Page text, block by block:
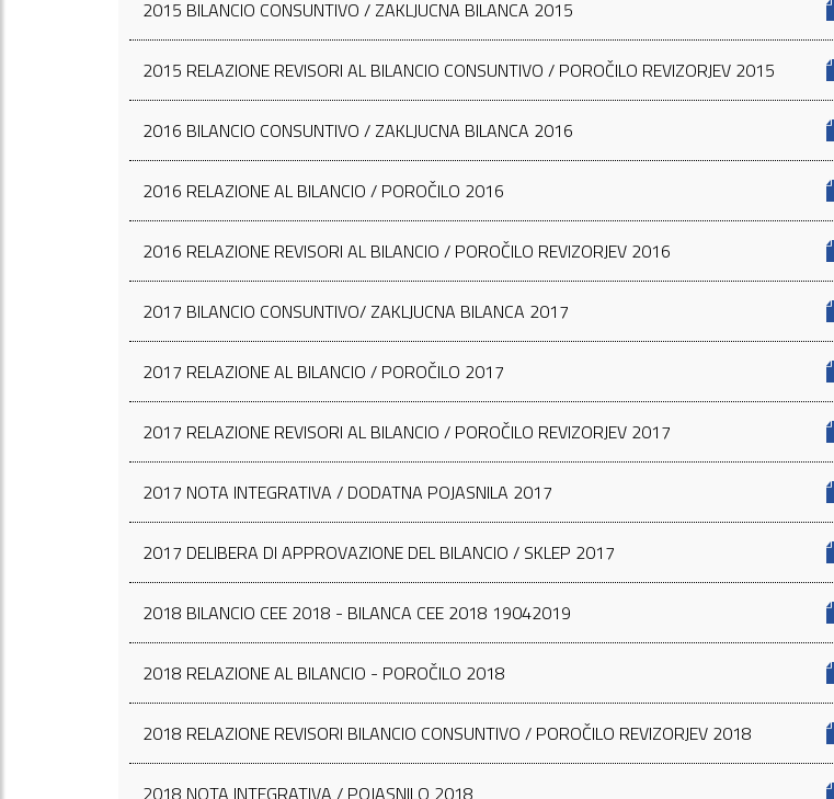
2015 BILANCIO CONSUNTIVO / ZAKLJUCNA BILANCA 2015
2015 RELAZIONE REVISORI AL BILANCIO CONSUNTIVO / POROČILO REVIZORJEV 2015
2016 BILANCIO CONSUNTIVO / ZAKLJUCNA BILANCA 2016
2016 RELAZIONE AL BILANCIO / POROČILO 2016
2016 RELAZIONE REVISORI AL BILANCIO / POROČILO REVIZORJEV 2016
2017 BILANCIO CONSUNTIVO/ ZAKLJUCNA BILANCA 2017
2017 RELAZIONE AL BILANCIO / POROČILO 2017
2017 RELAZIONE REVISORI AL BILANCIO / POROČILO REVIZORJEV 2017
2017 NOTA INTEGRATIVA / DODATNA POJASNILA 2017
2017 DELIBERA DI APPROVAZIONE DEL BILANCIO / SKLEP 2017
2018 BILANCIO CEE 2018 - BILANCA CEE 2018 19042019
2018 RELAZIONE AL BILANCIO - POROČILO 2018
2018 RELAZIONE REVISORI BILANCIO CONSUNTIVO / POROČILO REVIZORJEV 2018
2018 NOTA INTEGRATIVA / POJASNILO 2018